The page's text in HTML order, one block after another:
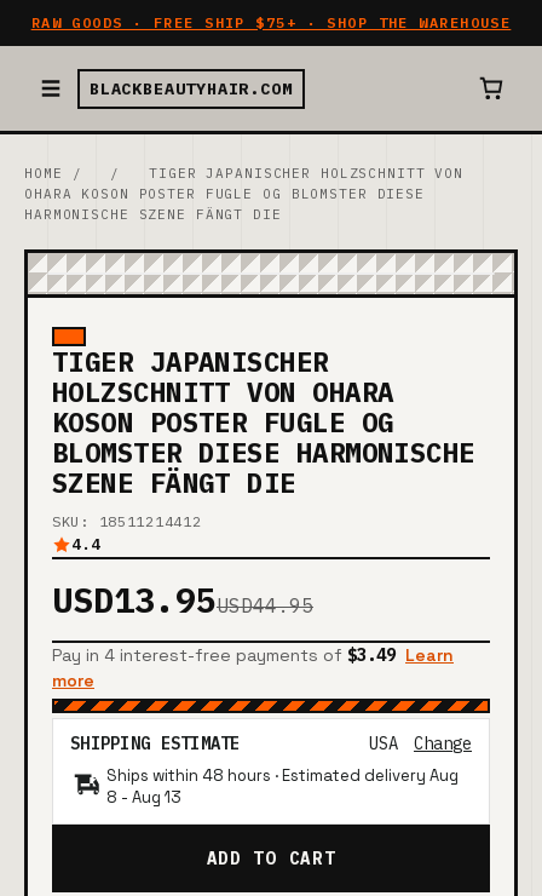
RAW GOODS · FREE SHIP $75+ · SHOP THE WAREHOUSE
BLACKBEAUTYHAIR.COM
HOME / /
TIGER JAPANISCHER HOLZSCHNITT VON
OHARA KOSON POSTER FUGLE OG BLOMSTER DIESE
HARMONISCHE SZENE FÄNGT DIE
TIGER JAPANISCHER
HOLZSCHNITT VON OHARA
KOSON POSTER FUGLE OG
BLOMSTER DIESE HARMONISCHE
SZENE FÄNGT DIE
SKU: 18511214412
4.4
USD13.95USD44.95
Pay in 4 interest-free payments of $3.49 Learn
more
SHIPPING ESTIMATE USA Change
Ships within 48 hours · Estimated delivery Aug
8 - Aug 13
ADD TO CART